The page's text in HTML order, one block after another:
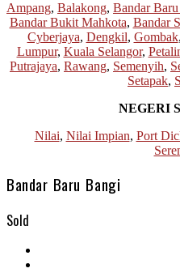
Ampang, Balakong, Bandar
Bandar Bukit Mahkota, Bandar
Cyberjaya, Dengkil, Gombak,
Lumpur, Kuala Selangor,
Putrajaya, Rawang, Semenyih,
Setapak,
NEGERI
Nilai, Nilai Impian, Port
Bandar Baru Bangi
Sold